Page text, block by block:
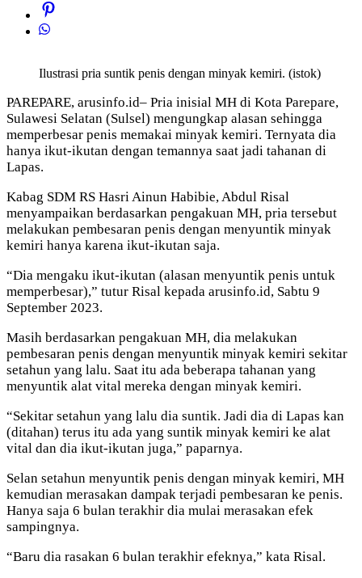
Ilustrasi pria suntik penis dengan minyak kemiri. (istok)
PAREPARE, arusinfo.id– Pria inisial MH di Kota Parepare,
Sulawesi Selatan (Sulsel) mengungkap alasan sehingga
memperbesar penis memakai minyak kemiri. Ternyata dia
hanya ikut-ikutan dengan temannya saat jadi tahanan di
Lapas.
Kabag SDM RS Hasri Ainun Habibie, Abdul Risal
menyampaikan berdasarkan pengakuan MH, pria tersebut
melakukan pembesaran penis dengan menyuntik minyak
kemiri hanya karena ikut-ikutan saja.
“Dia mengaku ikut-ikutan (alasan menyuntik penis untuk
memperbesar),” tutur Risal kepada arusinfo.id, Sabtu 9
September 2023.
Masih berdasarkan pengakuan MH, dia melakukan
pembesaran penis dengan menyuntik minyak kemiri sekitar
setahun yang lalu. Saat itu ada beberapa tahanan yang
menyuntik alat vital mereka dengan minyak kemiri.
“Sekitar setahun yang lalu dia suntik. Jadi dia di Lapas kan
(ditahan) terus itu ada yang suntik minyak kemiri ke alat
vital dan dia ikut-ikutan juga,” paparnya.
Selan setahun menyuntik penis dengan minyak kemiri, MH
kemudian merasakan dampak terjadi pembesaran ke penis.
Hanya saja 6 bulan terakhir dia mulai merasakan efek
sampingnya.
“Baru dia rasakan 6 bulan terakhir efeknya,” kata Risal.